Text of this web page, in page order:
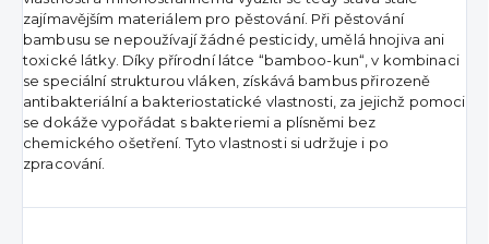
zajímavějším materiálem pro pěstování. Při pěstování
bambusu se nepoužívají žádné pesticidy, umělá hnojiva ani
toxické látky. Díky přírodní látce “bamboo-kun“, v kombinaci
se speciální strukturou vláken, získává bambus přirozeně
antibakteriální a bakteriostatické vlastnosti, za jejichž pomoci
se dokáže vypořádat s bakteriemi a plísněmi bez
chemického ošetření. Tyto vlastnosti si udržuje i po
zpracování.